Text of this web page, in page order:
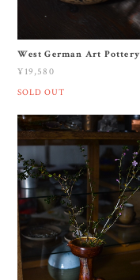
West German Art Pottery
¥19,580
SOLD OUT